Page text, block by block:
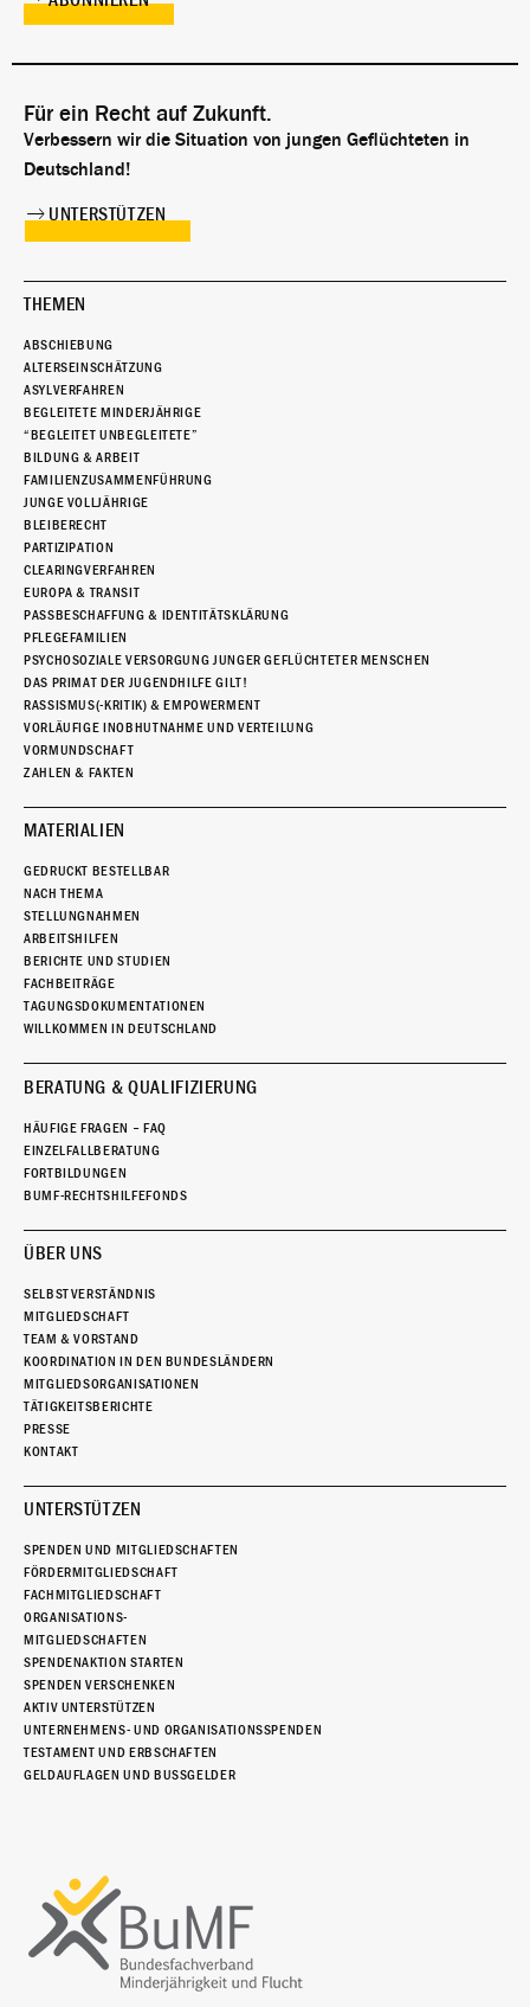
Für ein Recht auf Zukunft.
Verbessern wir die Situation von jungen Geflüchteten in
Deutschland!
UNTERSTÜTZEN
THEMEN
ABSCHIEBUNG
ALTERSEINSCHÄTZUNG
ASYLVERFAHREN
BEGLEITETE MINDERJÄHRIGE
“BEGLEITET UNBEGLEITETE”
BILDUNG & ARBEIT
FAMILIENZUSAMMENFÜHRUNG
JUNGE VOLLJÄHRIGE
BLEIBERECHT
PARTIZIPATION
CLEARINGVERFAHREN
EUROPA & TRANSIT
PASSBESCHAFFUNG & IDENTITÄTSKLÄRUNG
PFLEGEFAMILIEN
PSYCHOSOZIALE VERSORGUNG JUNGER GEFLÜCHTETER MENSCHEN
DAS PRIMAT DER JUGENDHILFE GILT!
RASSISMUS(-KRITIK) & EMPOWERMENT
VORLÄUFIGE INOBHUTNAHME UND VERTEILUNG
VORMUNDSCHAFT
ZAHLEN & FAKTEN
MATERIALIEN
GEDRUCKT BESTELLBAR
NACH THEMA
STELLUNGNAHMEN
ARBEITSHILFEN
BERICHTE UND STUDIEN
FACHBEITRÄGE
TAGUNGSDOKUMENTATIONEN
WILLKOMMEN IN DEUTSCHLAND
BERATUNG & QUALIFIZIERUNG
HÄUFIGE FRAGEN – FAQ
EINZELFALLBERATUNG
FORTBILDUNGEN
BUMF-RECHTSHILFEFONDS
ÜBER UNS
SELBSTVERSTÄNDNIS
MITGLIEDSCHAFT
TEAM & VORSTAND
KOORDINATION IN DEN BUNDESLÄNDERN
MITGLIEDSORGANISATIONEN
TÄTIGKEITSBERICHTE
PRESSE
KONTAKT
UNTERSTÜTZEN
SPENDEN UND MITGLIEDSCHAFTEN
FÖRDERMITGLIEDSCHAFT
FACHMITGLIEDSCHAFT
ORGANISATIONS-
MITGLIEDSCHAFTEN
SPENDENAKTION STARTEN
SPENDEN VERSCHENKEN
AKTIV UNTERSTÜTZEN
UNTERNEHMENS- UND ORGANISATIONSSPENDEN
TESTAMENT UND ERBSCHAFTEN
GELDAUFLAGEN UND BUSSGELDER